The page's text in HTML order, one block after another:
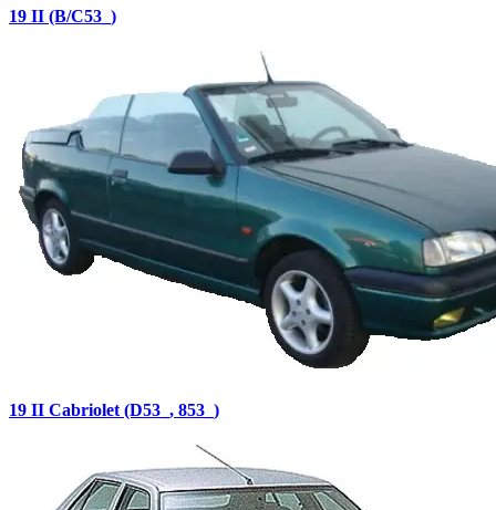
19 II (B/C53_)
19 II Cabriolet (D53_, 853_)